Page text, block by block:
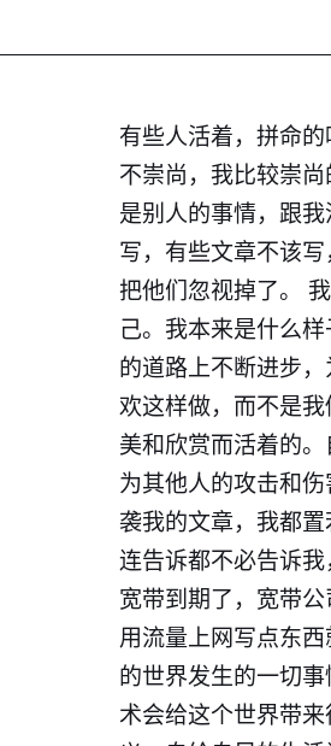
有些人活着，拼命
不崇尚，我比较崇
是别人的事情，跟
写，有些文章不该
把他们忽视掉了。
己。我本来是什么
的道路上不断进步
欢这样做，而不是
美和欣赏而活着的
为其他人的攻击和
袭我的文章，我都
连告诉都不必告诉
宽带到期了，宽带
用流量上网写点东
的世界发生的一切
术会给这个世界带